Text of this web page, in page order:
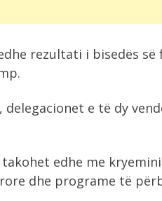
rezultati i bisedës së
e të dy
edhe me
dhe programe të